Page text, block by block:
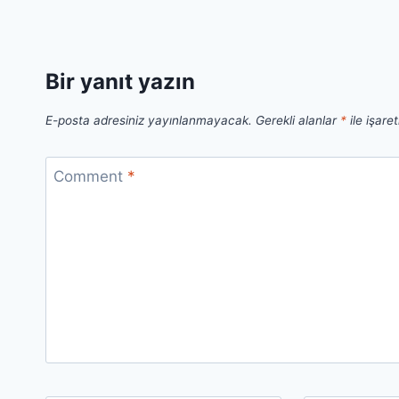
Bir yanıt yazın
E-posta adresiniz yayınlanmayacak. Gerekli alanlar * ile
Comment *